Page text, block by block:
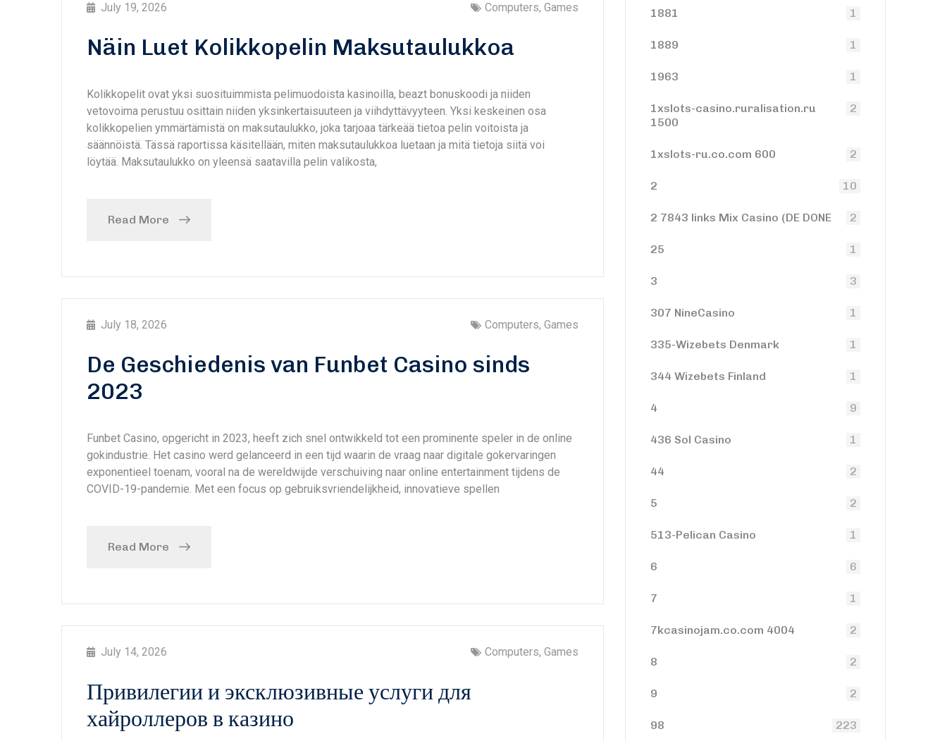
July 19, 2026 Computers, Games
Näin Luet Kolikkopelin Maksutaulukkoa
Kolikkopelit ovat yksi suosituimmista pelimuodoista kasinoilla, beazt bonuskoodi ja niiden
vetovoima perustuu osittain niiden yksinkertaisuuteen ja viihdyttävyyteen. Yksi keskeinen osa
kolikkopelien ymmärtämistä on maksutaulukko, joka tarjoaa tärkeää tietoa pelin voitoista ja
säännöistä. Tässä raportissa käsitellään, miten maksutaulukkoa luetaan ja mitä tietoja siitä voi
löytää. Maksutaulukko on yleensä saatavilla pelin valikosta,
Read More
July 18, 2026 Computers, Games
De Geschiedenis van Funbet Casino sinds
2023
Funbet Casino, opgericht in 2023, heeft zich snel ontwikkeld tot een prominente speler in de online
gokindustrie. Het casino werd gelanceerd in een tijd waarin de vraag naar digitale gokervaringen
exponentieel toenam, vooral na de wereldwijde verschuiving naar online entertainment tijdens de
COVID-19-pandemie. Met een focus op gebruiksvriendelijkheid, innovatieve spellen
Read More
July 14, 2026 Computers, Games
Привилегии и эксклюзивные услуги для
хайроллеров в казино
1881 1
1889 1
1963 1
1xslots-casino.ruralisation.ru
1500
2
1xslots-ru.co.com 600 2
2 10
2 7843 links Mix Casino (DE DONE 2
25 1
3 3
307 NineCasino 1
335-Wizebets Denmark 1
344 Wizebets Finland 1
4 9
436 Sol Casino 1
44 2
5 2
513-Pelican Casino 1
6 6
7 1
7kcasinojam.co.com 4004 2
8 2
9 2
98 223